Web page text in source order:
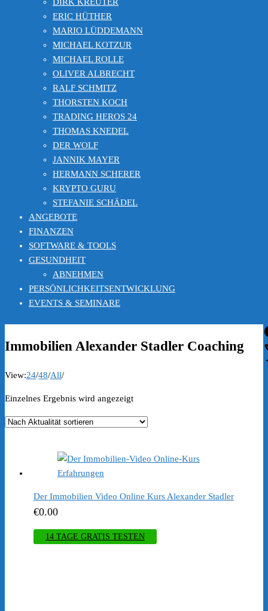
ERIC HÜTHER
MARIO LÜDDEMANN
MICHAEL KOTZUR
MICHAEL ROLLE
OLIVER ALBRECHT
RALF SCHMITZ
THORSTEN KOCH
TRADING HEROS 24
THOMAS KNEDEL
DER WOLF
JANNIK MAYER
HERMANN SCHERER
KRYPTO GURU
STEFANIE SCHÄDEL
ANGEBOTE
FINANZEN
SOFTWARE & TOOLS
GESUNDHEIT
ABNEHMEN
PERSÖNLICHKEITSENTWICKLUNG
EVENTS & SEMINARE
Immobilien Alexander Stadler Coaching
View:24/48/All/
Einzelnes Ergebnis wird angezeigt
Der Immobilien Video Online Kurs Alexander Stadler
€0.00
14 TAGE GRATIS TESTEN